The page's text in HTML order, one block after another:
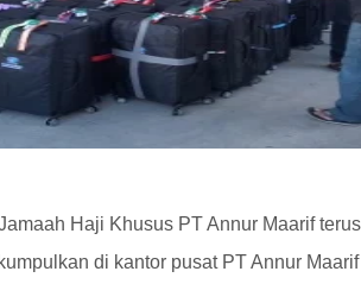
Haji Khusus PT Annur Maarif
di kantor pusat PT Annur